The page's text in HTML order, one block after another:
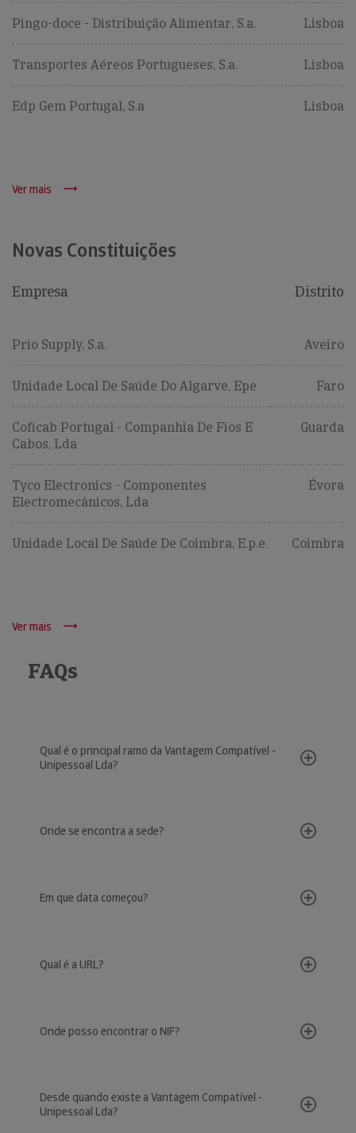
Pingo-doce - Distribuição Alimentar, S.a. Lisboa
Transportes Aéreos Portugueses, S.a. Lisboa
Edp Gem Portugal, S.a Lisboa
Ver mais
Novas Constituições
Empresa Distrito
Prio Supply, S.a. Aveiro
Unidade Local De Saúde Do Algarve, Epe Faro
Coficab Portugal - Companhia De Fios E
Cabos, Lda
Guarda
Tyco Electronics - Componentes
Electromecânicos, Lda
Évora
Unidade Local De Saúde De Coimbra, E.p.e. Coimbra
Ver mais
FAQs
Qual é o principal ramo da Vantagem Compatível -
Unipessoal Lda?
Onde se encontra a sede?
Em que data começou?
Qual é a URL?
Onde posso encontrar o NIF?
Desde quando existe a Vantagem Compatível -
Unipessoal Lda?